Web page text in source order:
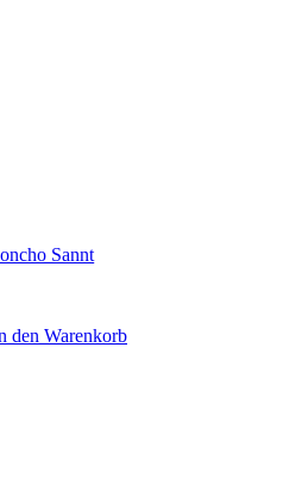
Sannt
den Warenkorb